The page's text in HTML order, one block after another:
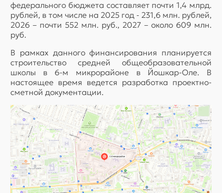
федерального бюджета составляет почти 1,4 млрд.
рублей, в том числе на 2025 год - 231,6 млн. рублей,
2026 – почти 552 млн. руб., 2027 – около 609 млн.
руб.
В рамках данного финансирования планируется
строительство средней общеобразовательной
школы в 6-м микрорайоне в Йошкар-Оле. В
настоящее время ведется разработка проектно-
сметной документации.